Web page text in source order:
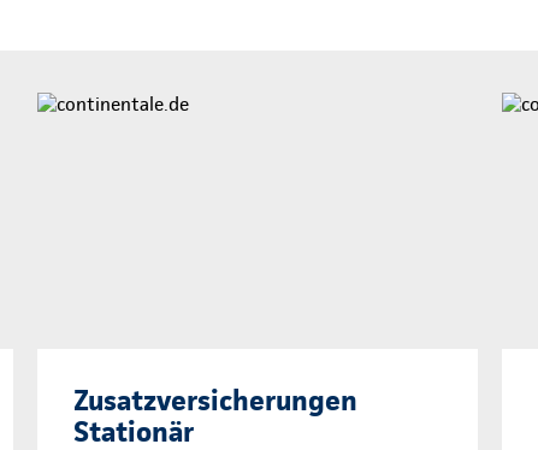
Zusatzversicherungen
Stationär